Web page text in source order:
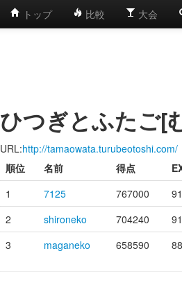
トップ 比較 大会
ひつぎとふたご[
URL:http://tamaowata.turubeotoshi.com/
順位
名前 得点
1
7125 767000
2
shironeko 704240
3
maganeko 658590